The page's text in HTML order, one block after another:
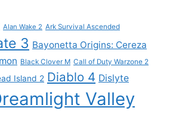
Alan Wake 2 Ark Survival Ascended
3 Bayonetta Origins: Cereza
Black Clover M Call of Duty Warzone 2
Island 2 Diablo 4 Dislyte
Valley